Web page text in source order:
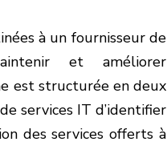
à un fournisseur de
et améliorer
est structurée en deux
services IT d’identifier
des services offerts à